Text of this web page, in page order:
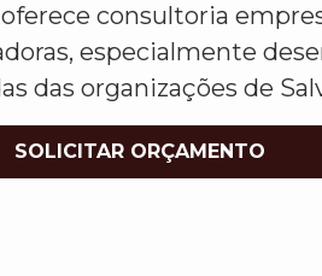
consultoria
especialmente
das organizações de
SOLICITAR ORÇAMENTO